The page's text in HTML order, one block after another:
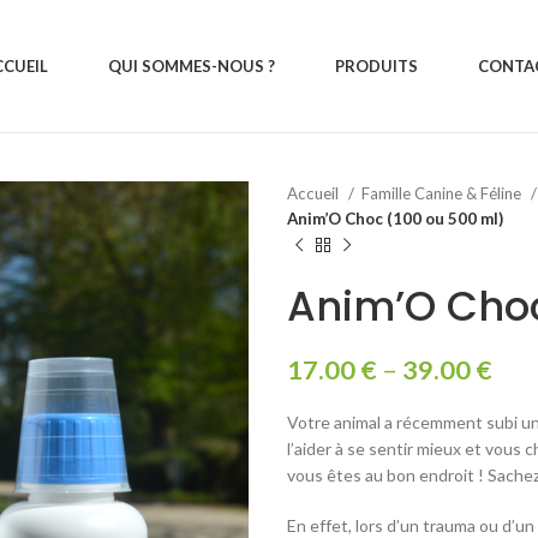
QUI SOMMES-NOUS ? PRODUITS
Accueil
Famille Canine & Féline
Anim’O Choc (100 ou 500 ml)
Anim’O
17.00€ – 39.00€
Votre animal a récemment subi
l’aider à se sentir mieux et vous
vous êtes au bon endroit !
En effet, lors d’un trauma ou